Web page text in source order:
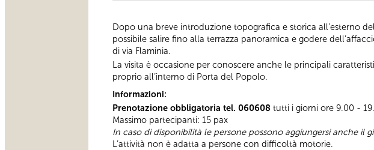
Dopo una breve introduzione topografica e storica all’esterno
possibile salire fino alla terrazza panoramica e godere
di via Flaminia.
La visita è occasione per conoscere anche le principali
proprio all’interno di Porta del Popolo.
Informazioni:
Prenotazione obbligatoria tel. 060608 tutti i giorni ore 9.00 -
Massimo partecipanti: 15 pax
In caso di disponibilità le persone possono aggiungersi anche il
L’attività non è adatta a persone con difficoltà motorie.